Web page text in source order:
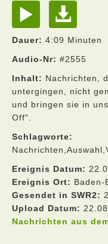
Dauer: 4:09 Minuten
Audio-Nr: #2555
Inhalt: Nachrichten,
untergingen, nicht
und bringen sie in
Off".
Schlagworte:
Ereignis Datum:
Ereignis Ort: Baden-
Gesendet in SWR2:
Upload Datum:
Nachrichten aus